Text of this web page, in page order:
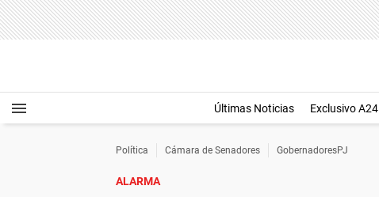
Últimas Noticias Exclusivo A24
Política Cámara de Senadores GobernadoresPJ
ALARMA